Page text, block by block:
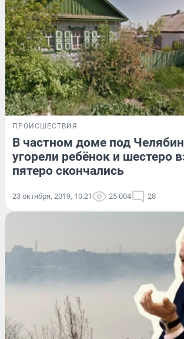
ПРОИСШЕСТВИЯ
В частном доме под
угорели ребёнок и шестеро
пятеро скончались
23 октября, 2019, 10:21 25 004 28